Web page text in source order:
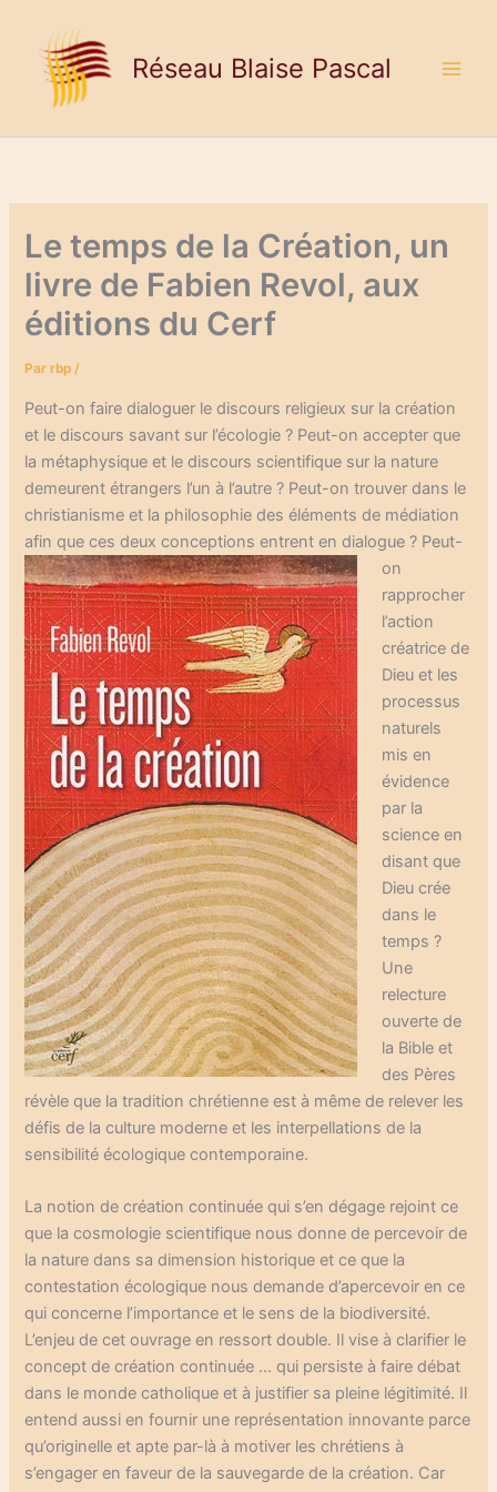
contenu
Réseau Blaise Pascal
Le temps de la Création, un
livre de Fabien Revol, aux
éditions du Cerf
Parrbp/
Peut-on faire dialoguer le discours religieux sur la création
et le discours savant sur l’écologie ? Peut-on accepter que
la métaphysique et le discours scientifique sur la nature
demeurent étrangers l’un à l’autre ? Peut-on trouver dans le
christianisme et la philosophie des éléments de médiation
afin que ces deux conceptions entrent en dialogue ? Peut-
on
rapprocher
l’action
créatrice de
Dieu et les
processus
naturels
mis en
évidence
par la
science en
disant que
Dieu crée
dans le
temps ?
Une
relecture
ouverte de
la Bible et
des Pères
révèle que la tradition chrétienne est à même de relever les
défis de la culture moderne et les interpellations de la
sensibilité écologique contemporaine.
La notion de création continuée qui s’en dégage rejoint ce
que la cosmologie scientifique nous donne de percevoir de
la nature dans sa dimension historique et ce que la
contestation écologique nous demande d’apercevoir en ce
qui concerne l’importance et le sens de la biodiversité.
L’enjeu de cet ouvrage en ressort double. Il vise à clarifier le
concept de création continuée … qui persiste à faire débat
dans le monde catholique et à justifier sa pleine légitimité. Il
entend aussi en fournir une représentation innovante parce
qu’originelle et apte par-là à motiver les chrétiens à
s’engager en faveur de la sauvegarde de la création. Car